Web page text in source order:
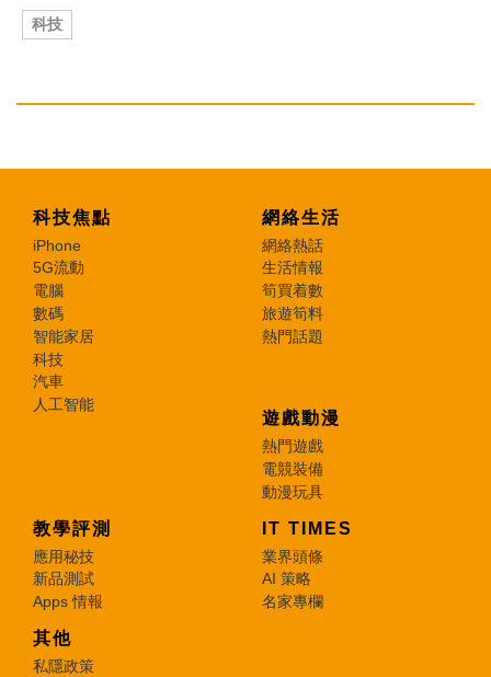
科技
科技焦點
iPhone
5G流動
電腦
數碼
智能家居
科技
汽車
人工智能
網絡生活
網絡熱話
生活情報
筍買着數
旅遊筍料
熱門話題
遊戲動漫
熱門遊戲
電競裝備
動漫玩具
教學評測
應用秘技
新品測試
Apps 情報
IT TIMES
業界頭條
AI 策略
名家專欄
其他
私隱政策